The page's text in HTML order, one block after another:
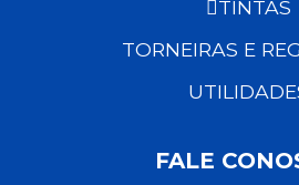
TINTAS
TORNEIRAS E
FALE